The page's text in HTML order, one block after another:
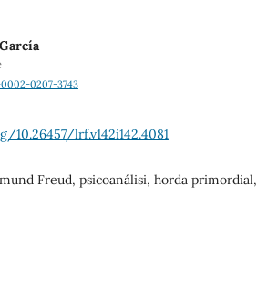
0207-3743
10.26457/lrf.v142i142.4081
Freud, psicoanálisi, horda primordial,